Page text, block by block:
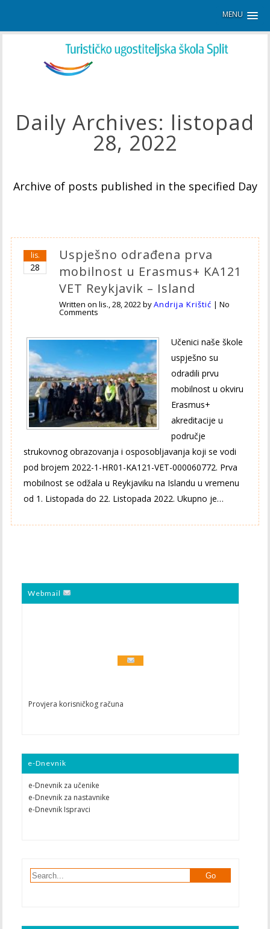
MENU
Daily Archives: listopad
28, 2022
Archive of posts published in the specified Day
lis.
28
Uspješno odrađena prva
mobilnost u Erasmus+ KA121
VET Reykjavik – Island
Written onlis., 28, 2022byAndrija Krištić |No
Comments
Učenici naše škole
uspješno su
odradili prvu
mobilnost u okviru
Erasmus+
akreditacije u
područje
strukovnog obrazovanja i osposobljavanja koji se vodi
pod brojem 2022-1-HR01-KA121-VET-000060772. Prva
mobilnost se odžala u Reykjaviku na Islandu u vremenu
od 1. Listopada do 22. Listopada 2022. Ukupno je…
Webmail
Provjera korisničkog računa
e-Dnevnik
e-Dnevnik za učenike
e-Dnevnik za nastavnike
e-Dnevnik Ispravci